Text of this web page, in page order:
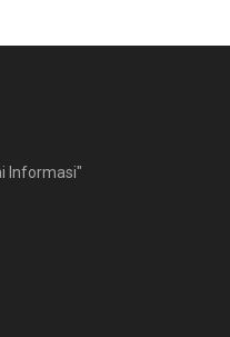
Informasi"